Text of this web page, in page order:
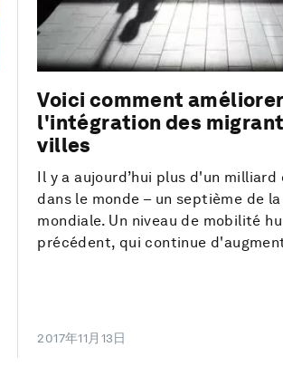
Voici comment améliorer
l'intégration des
villes
Il y a aujourd’hui plus d'un
dans le monde – un septième de
mondiale. Un niveau de mobilité
précédent, qui continue
2017年11月13日